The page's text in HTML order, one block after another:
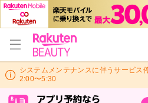
システムメンテナンスに伴うサービス
2:00〜5:30